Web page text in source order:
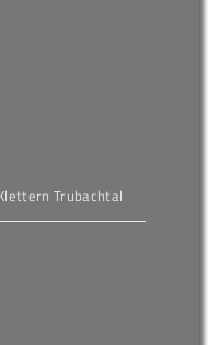
Trubachtal